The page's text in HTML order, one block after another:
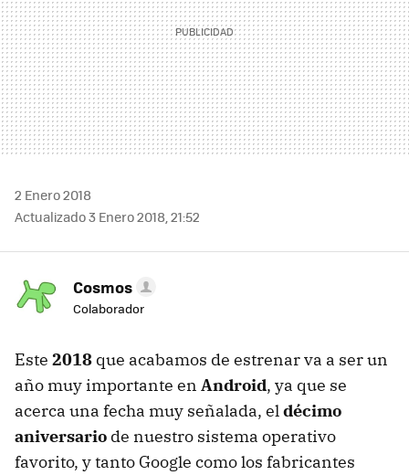
2 Enero 2018
Actualizado 3 Enero 2018, 21:52
Cosmos
Colaborador
Este 2018 que acabamos de estrenar va a ser un
año muy importante en Android, ya que se
acerca una fecha muy señalada, eldécimo
aniversario de nuestro sistema operativo
favorito, y tanto Google como los fabricantes